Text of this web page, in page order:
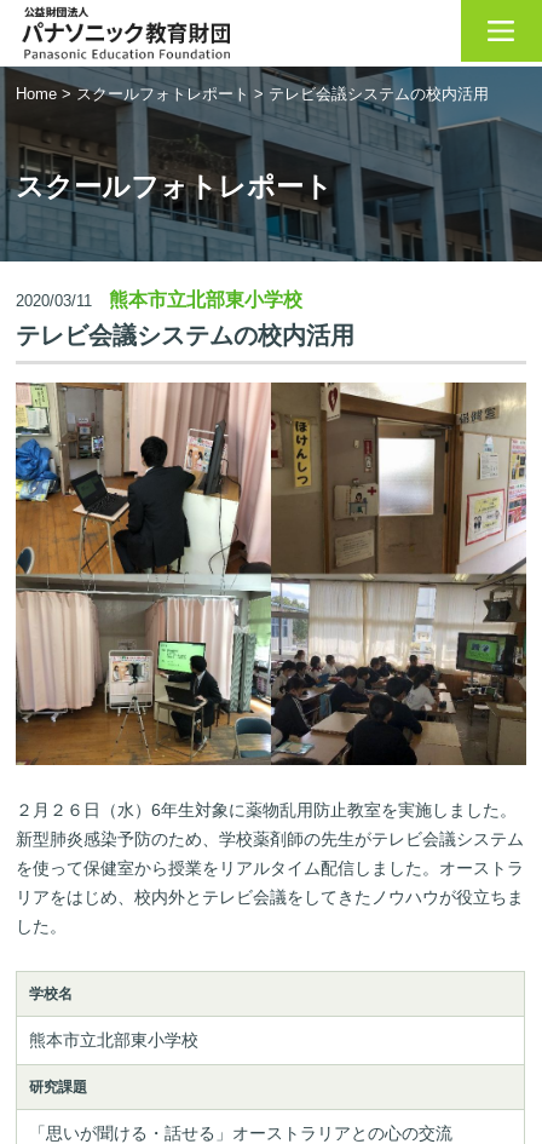
Home > スクールフォトレポート > テレビ会議システムの校内活用
スクールフォトレポート
2020/03/11 熊本市立北部東小学校
テレビ会議システムの校内活用
２月２６日（水）6年生対象に薬物乱用防止教室を実施しました。
新型肺炎感染予防のため、学校薬剤師の先生がテレビ会議システム
を使って保健室から授業をリアルタイム配信しました。オーストラ
リアをはじめ、校内外とテレビ会議をしてきたノウハウが役立ちま
した。
学校名
熊本市立北部東小学校
研究課題
「思いが聞ける・話せる」オーストラリアとの心の交流